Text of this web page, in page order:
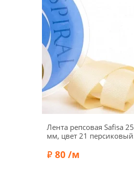
Лента репсовая Safisa 25
мм, цвет 21 персиковый
80 /м